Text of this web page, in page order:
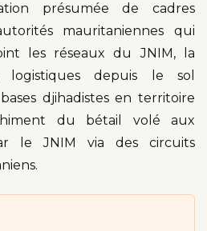
présumée de cadres
mauritaniennes qui
les réseaux du JNIM, la
depuis le sol
djihadistes en territoire
du bétail volé aux
le JNIM via des circuits